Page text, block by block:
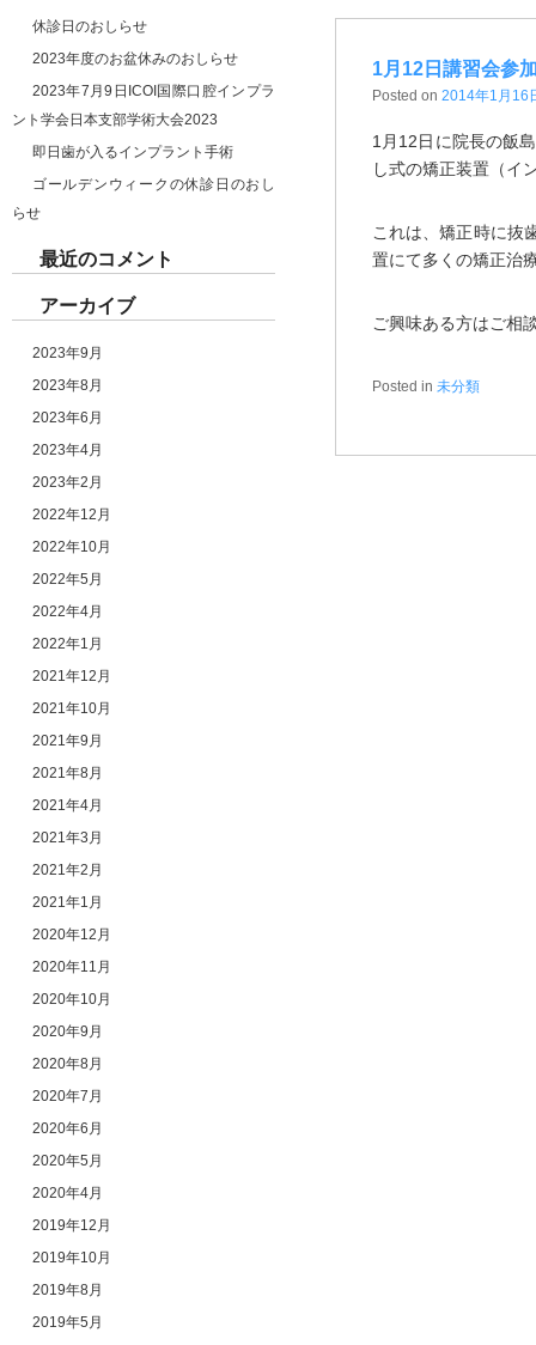
休診日のおしらせ
2023年度のお盆休みのおしらせ
2023年7月9日ICOI国際口腔インプラ
ント学会日本支部学術大会2023
即日歯が入るインプラント手術
ゴールデンウィークの休診日のおし
らせ
最近のコメント
アーカイブ
2023年9月
2023年8月
2023年6月
2023年4月
2023年2月
2022年12月
2022年10月
2022年5月
2022年4月
2022年1月
2021年12月
2021年10月
2021年9月
2021年8月
2021年4月
2021年3月
2021年2月
2021年1月
2020年12月
2020年11月
2020年10月
2020年9月
2020年8月
2020年7月
2020年6月
2020年5月
2020年4月
2019年12月
2019年10月
2019年8月
2019年5月
1月12日講習会参
Posted on 2014年1月16
1月12日に院長の飯
し式の矯正装置（イ
これは、矯正時に抜
置にて多くの矯正治
ご興味ある方はご相
Posted in 未分類